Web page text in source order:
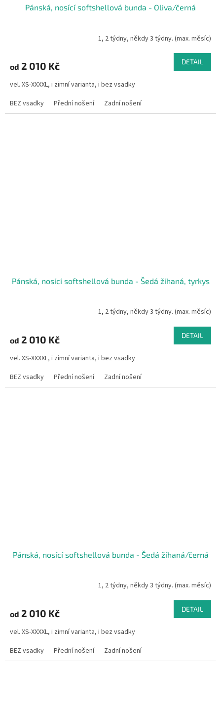
Pánská, nosící softshellová bunda - Oliva/černá
1, 2 týdny, někdy 3 týdny. (max. měsíc)
od 2 010 Kč DETAIL
vel. XS-XXXXL, i zimní varianta, i bez vsadky
BEZ vsadky
Přední nošení Zadní nošení
Pánská, nosící softshellová bunda - Šedá žíhaná, tyrkys
1, 2 týdny, někdy 3 týdny. (max. měsíc)
od 2 010 Kč DETAIL
vel. XS-XXXXL, i zimní varianta, i bez vsadky
BEZ vsadky
Přední nošení Zadní nošení
Pánská, nosící softshellová bunda - Šedá žíhaná/černá
1, 2 týdny, někdy 3 týdny. (max. měsíc)
od 2 010 Kč DETAIL
vel. XS-XXXXL, i zimní varianta, i bez vsadky
BEZ vsadky
Přední nošení Zadní nošení